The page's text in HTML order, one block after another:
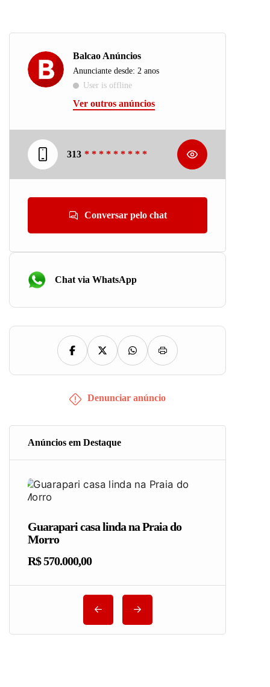
Balcao Anúncios
Anunciante desde: 2 anos
User is offline
Ver outros anúncios
313 * * * * * * * * *
Conversar pelo chat
Chat via WhatsApp
Denunciar anúncio
Anúncios em Destaque
Guarapari casa linda na Praia do
Morro
R$ 570.000,00